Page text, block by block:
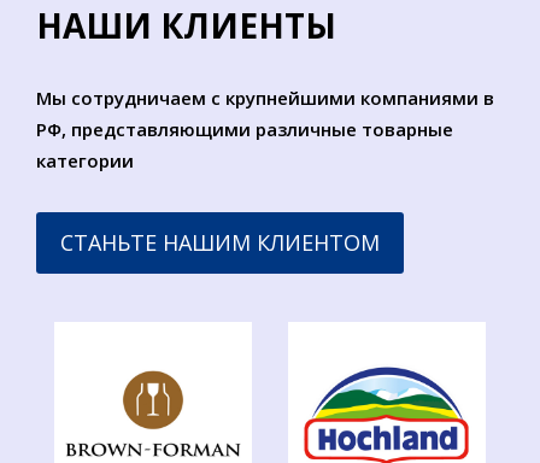
НАШИ КЛИЕНТЫ
Мы сотрудничаем с крупнейшими компаниями в
РФ, представляющими различные товарные
категории
СТАНЬТЕ НАШИМ КЛИЕНТОМ